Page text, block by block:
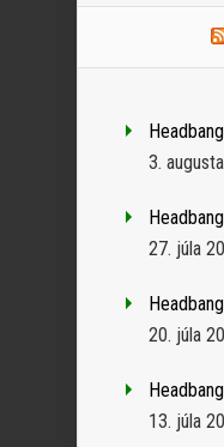
3.
27. júla
20. júla
13. júla